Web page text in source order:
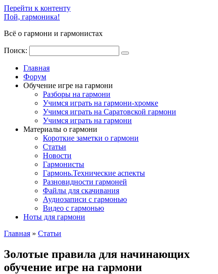
Перейти к контенту
Пой, гармоника!
Всё о гармони и гармонистах
Поиск:
Главная
Форум
Обучение игре на гармони
Разборы на гармони
Учимся играть на гармони-хромке
Учимся играть на Саратовской гармони
Учимся играть на гармони
Материалы о гармони
Короткие заметки о гармони
Cтатьи
Новости
Гармонисты
Гармонь.Технические аспекты
Разновидности гармоней
Файлы для скачивания
Аудиозаписи с гармонью
Видео с гармонью
Ноты для гармони
Главная » Cтатьи
Золотые правила для начинающих
обучение игре на гармони